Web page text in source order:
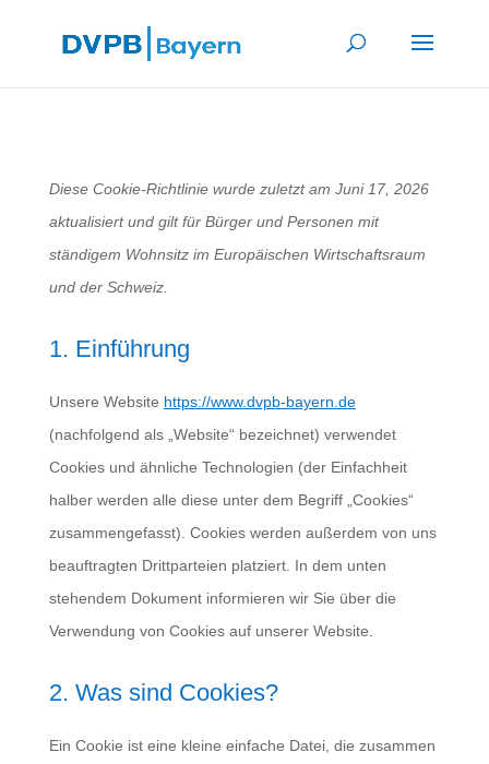
Diese Cookie-Richtlinie wurde zuletzt am Juni 17, 2026
aktualisiert und gilt für Bürger und Personen mit
ständigem Wohnsitz im Europäischen Wirtschaftsraum
und der Schweiz.
1. Einführung
Unsere Website https://www.dvpb-bayern.de
(nachfolgend als „Website“ bezeichnet) verwendet
Cookies und ähnliche Technologien (der Einfachheit
halber werden alle diese unter dem Begriff „Cookies“
zusammengefasst). Cookies werden außerdem von uns
beauftragten Drittparteien platziert. In dem unten
stehendem Dokument informieren wir Sie über die
Verwendung von Cookies auf unserer Website.
2. Was sind Cookies?
Ein Cookie ist eine kleine einfache Datei, die zusammen